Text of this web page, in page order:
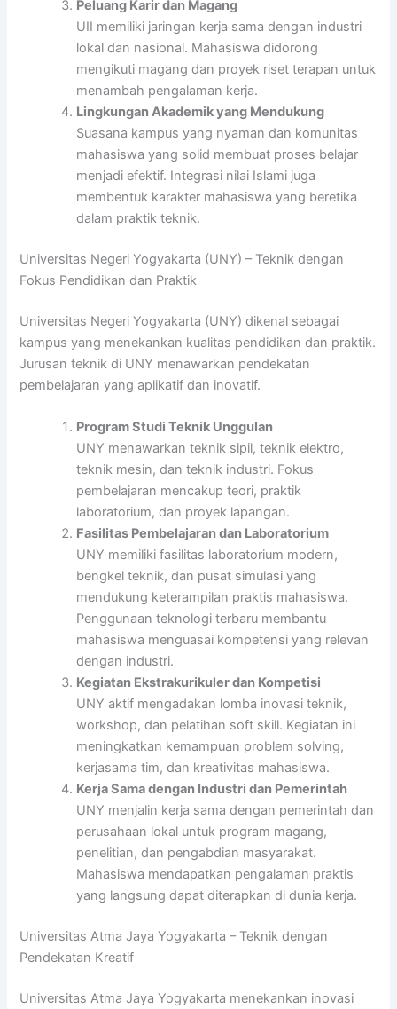
Peluang Karir dan Magang
UII memiliki jaringan kerja sama dengan industri
lokal dan nasional. Mahasiswa didorong
mengikuti magang dan proyek riset terapan untuk
menambah pengalaman kerja.
Lingkungan Akademik yang Mendukung
Suasana kampus yang nyaman dan komunitas
mahasiswa yang solid membuat proses belajar
menjadi efektif. Integrasi nilai Islami juga
membentuk karakter mahasiswa yang beretika
dalam praktik teknik.
Universitas Negeri Yogyakarta (UNY) – Teknik dengan
Fokus Pendidikan dan Praktik
Universitas Negeri Yogyakarta (UNY) dikenal sebagai
kampus yang menekankan kualitas pendidikan dan praktik.
Jurusan teknik di UNY menawarkan pendekatan
pembelajaran yang aplikatif dan inovatif.
Program Studi Teknik Unggulan
UNY menawarkan teknik sipil, teknik elektro,
teknik mesin, dan teknik industri. Fokus
pembelajaran mencakup teori, praktik
laboratorium, dan proyek lapangan.
Fasilitas Pembelajaran dan Laboratorium
UNY memiliki fasilitas laboratorium modern,
bengkel teknik, dan pusat simulasi yang
mendukung keterampilan praktis mahasiswa.
Penggunaan teknologi terbaru membantu
mahasiswa menguasai kompetensi yang relevan
dengan industri.
Kegiatan Ekstrakurikuler dan Kompetisi
UNY aktif mengadakan lomba inovasi teknik,
workshop, dan pelatihan soft skill. Kegiatan ini
meningkatkan kemampuan problem solving,
kerjasama tim, dan kreativitas mahasiswa.
Kerja Sama dengan Industri dan Pemerintah
UNY menjalin kerja sama dengan pemerintah dan
perusahaan lokal untuk program magang,
penelitian, dan pengabdian masyarakat.
Mahasiswa mendapatkan pengalaman praktis
yang langsung dapat diterapkan di dunia kerja.
Universitas Atma Jaya Yogyakarta – Teknik dengan
Pendekatan Kreatif
Universitas Atma Jaya Yogyakarta menekankan inovasi